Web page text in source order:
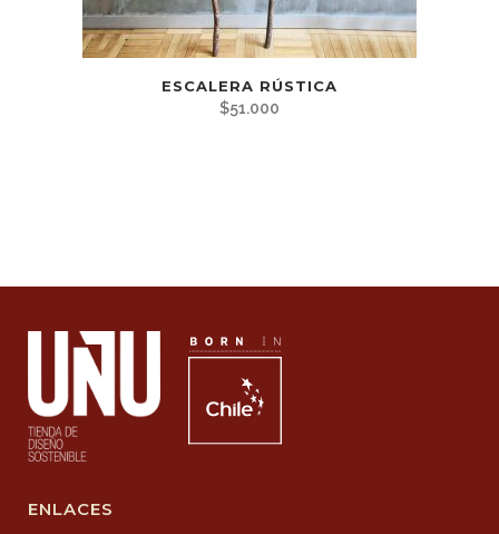
ESCALERA RÚSTICA
$51.000
ENLACES